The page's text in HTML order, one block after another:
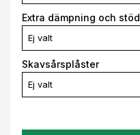
Extra dämpning och stöd
Ej valt
Skavsårsplåster
Ej valt